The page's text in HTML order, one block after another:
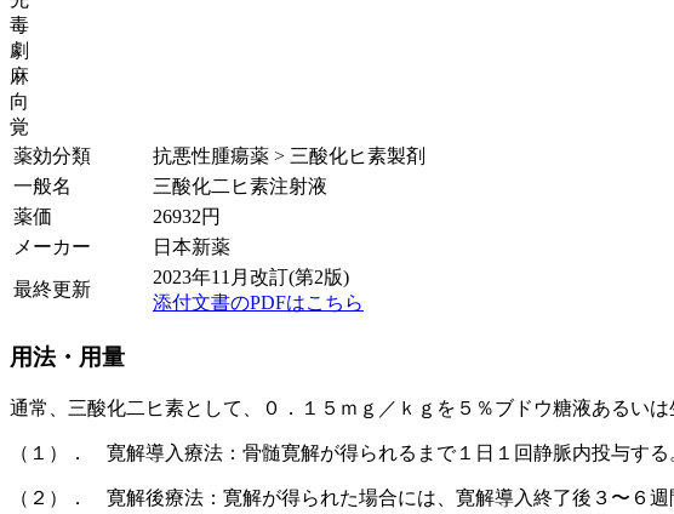
毒
劇
麻
向
覚
薬効分類
抗悪性腫瘍薬 > 三酸化ヒ素製剤
一般名
三酸化二ヒ素注射液
薬価
26932円
メーカー
日本新薬
最終更新
2023年11月改訂(第2版)
添付文書のPDFはこちら
用法・用量
通常、三酸化二ヒ素として、０．１５ｍｇ／ｋｇを５％ブドウ糖液あるい
（１）． 寛解導入療法：骨髄寛解が得られるまで１日１回静脈内投与する
（２）． 寛解後療法：寛解が得られた場合には、寛解導入終了後３〜６